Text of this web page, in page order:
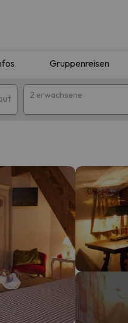
Gruppenreisen
2 erwachsene
das Ziel zu ändern.
wird er zurück sein.